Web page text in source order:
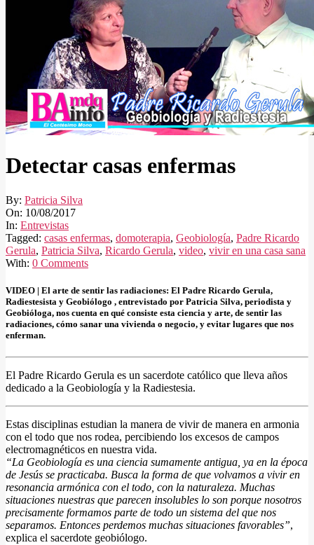
Detectar casas enfermas
By: Patricia Silva
On: 10/08/2017
In: Entrevistas
Tagged: casas enfermas, domoterapia, Geobiología, Padre Ricardo
Gerula, Patricia Silva, Ricardo Gerula, video, vivir en una casa sana
With: 0 Comments
VIDEO | El arte de sentir las radiaciones: El Padre Ricardo Gerula,
Radiestesista y Geobiólogo , entrevistado por Patricia Silva, periodista y
Geobióloga, nos cuenta en qué consiste esta ciencia y arte, de sentir las
radiaciones, cómo sanar una vivienda o negocio, y evitar lugares que nos
enferman.
El Padre Ricardo Gerula es un sacerdote católico que lleva años
dedicado a la Geobiología y la Radiestesia.
Estas disciplinas estudian la manera de vivir de manera en armonia
con el todo que nos rodea, percibiendo los excesos de campos
electromagnéticos en nuestra vida.
“La Geobiología es una ciencia sumamente antigua, ya en la época
de Jesús se practicaba. Busca la forma de que volvamos a vivir en
resonancia armónica con el todo, con la naturaleza. Muchas
situaciones nuestras que parecen insolubles lo son porque nosotros
precisamente formamos parte de todo un sistema del que nos
separamos. Entonces perdemos muchas situaciones favorables”,
explica el sacerdote geobiólogo.